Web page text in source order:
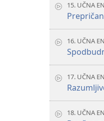
15. UČNA
16. UČNA
17. UČNA
18. UČNA